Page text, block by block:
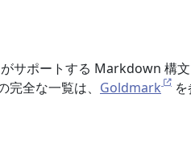
サポートする Markdown 構
全な一覧は、 Goldmark